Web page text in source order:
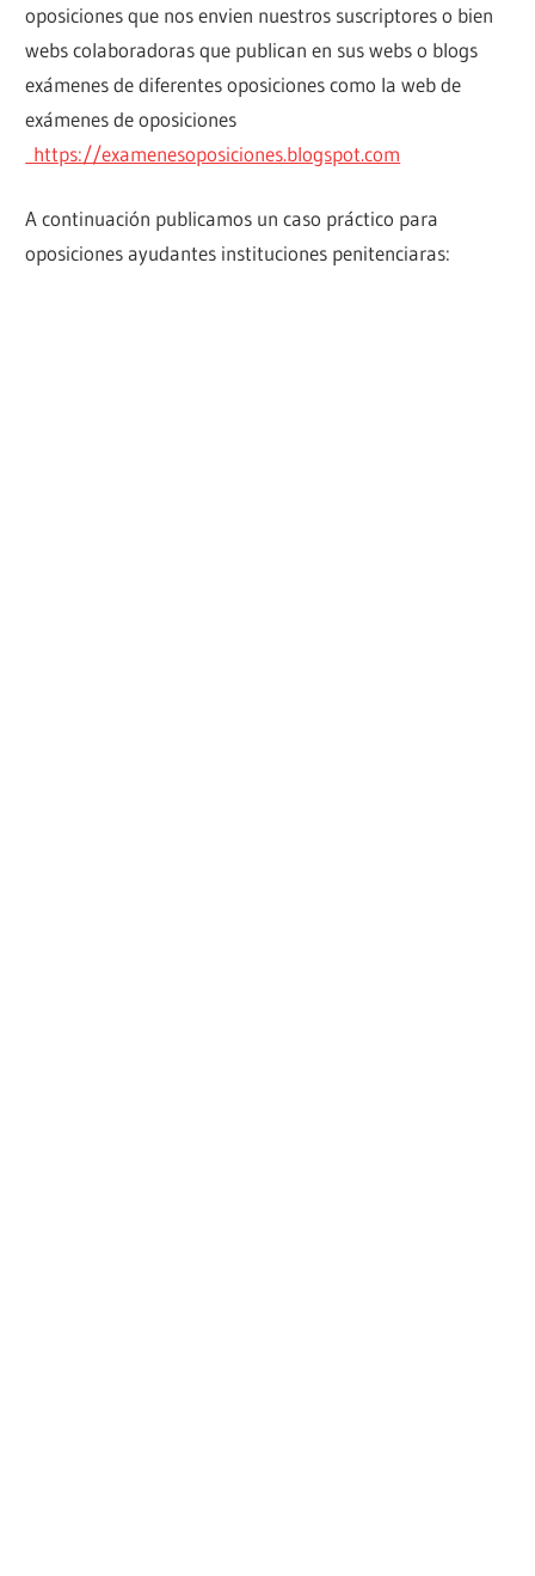
oposiciones que nos envien nuestros suscriptores o bien
webs colaboradoras que publican en sus webs o blogs
exámenes de diferentes oposiciones como la web de
exámenes de oposiciones
https://examenesoposiciones.blogspot.com
A continuación publicamos un caso práctico para
oposiciones ayudantes instituciones penitenciaras: